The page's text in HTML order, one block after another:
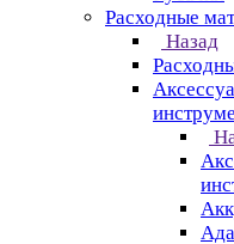
Расходные
Назад